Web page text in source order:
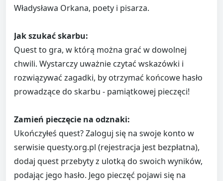
Władysława Orkana, poety i pisarza.
Jak szukać skarbu:
Quest to gra, w którą można grać w dowolnej
chwili. Wystarczy uważnie czytać wskazówki i
rozwiązywać zagadki, by otrzymać końcowe hasło
prowadzące do skarbu - pamiątkowej pieczęci!
Zamień pieczęcie na odznaki:
Ukończyłeś quest? Zaloguj się na swoje konto w
serwisie questy.org.pl (rejestracja jest bezpłatna),
dodaj quest przebyty z ulotką do swoich wyników,
podając jego hasło. Jego pieczęć pojawi się na